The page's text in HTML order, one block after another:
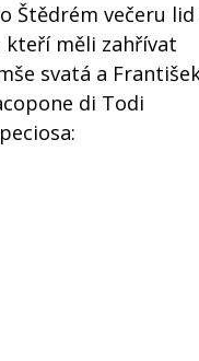
Štědrém večeru lid
kteří měli zahřívat
svatá a
di Todi